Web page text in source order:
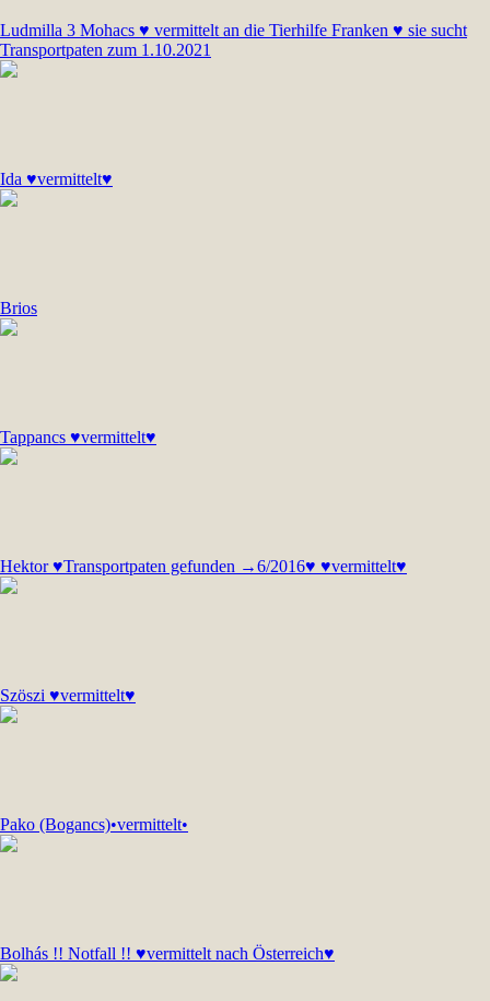
Ludmilla 3 Mohacs ♥ vermittelt an die Tierhilfe Franken ♥ sie sucht
Transportpaten zum 1.10.2021
Ida ♥vermittelt♥
Brios
Tappancs ♥vermittelt♥
Hektor ♥Transportpaten gefunden →6/2016♥ ♥vermittelt♥
Szöszi ♥vermittelt♥
Pako (Bogancs)•vermittelt•
Bolhás !! Notfall !! ♥vermittelt nach Österreich♥